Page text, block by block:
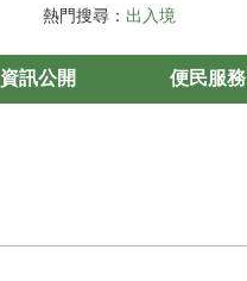
熱門搜尋： 出入境
資訊公開 便民服務